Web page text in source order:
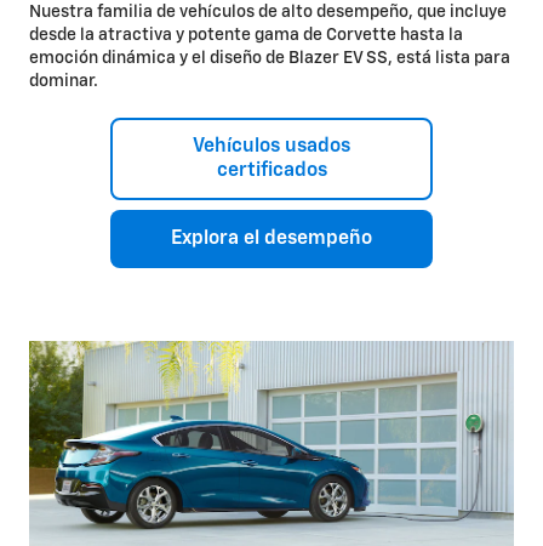
Nuestra familia de vehículos de alto desempeño, que incluye
desde la atractiva y potente gama de Corvette hasta la
emoción dinámica y el diseño de Blazer EV SS, está lista para
dominar.
Vehículos usados
certificados
Explora el desempeño